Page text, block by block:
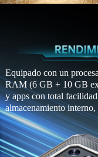
Equipado con un
RAM (6 GB + 10 GB
y apps con total
almacenamiento